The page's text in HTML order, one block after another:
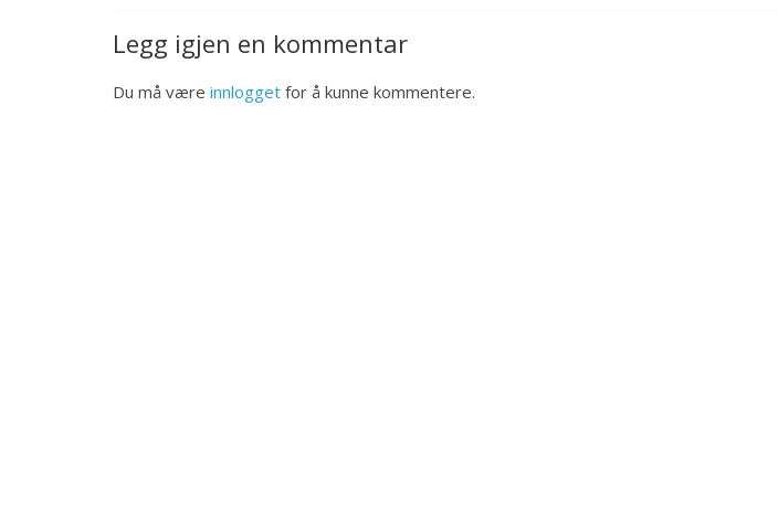
Legg igjen en kommentar
Du må være innlogget for å kunne kommentere.